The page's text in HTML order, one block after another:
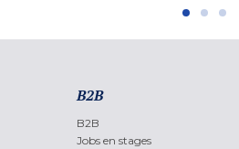
B2B
B2B
Jobs en stages